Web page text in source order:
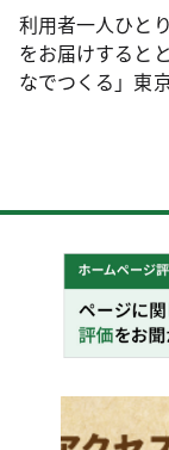
利用者一人ひと
をお届けすると
なでつくる」東